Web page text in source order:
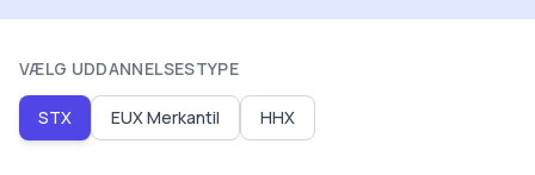
VÆLG UDDANNELSESTYPE
STX EUX Merkantil HHX